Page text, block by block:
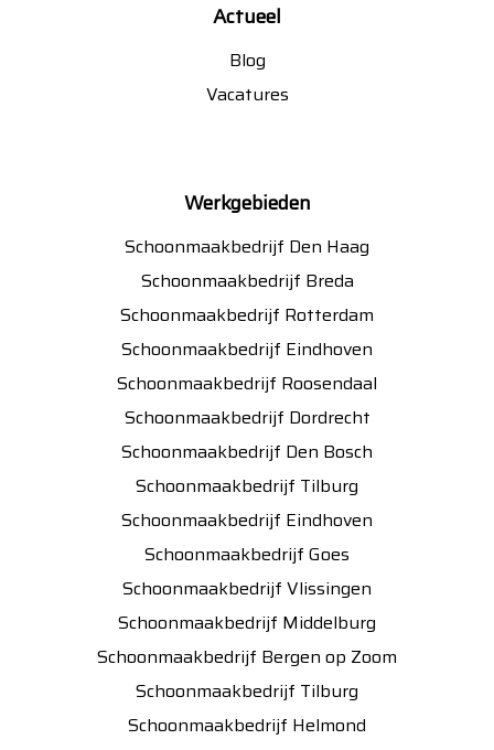
Actueel
Blog
Vacatures
Werkgebieden
Schoonmaakbedrijf Den Haag
Schoonmaakbedrijf Breda
Schoonmaakbedrijf Rotterdam
Schoonmaakbedrijf Eindhoven
Schoonmaakbedrijf Roosendaal
Schoonmaakbedrijf Dordrecht
Schoonmaakbedrijf Den Bosch
Schoonmaakbedrijf Tilburg
Schoonmaakbedrijf Eindhoven
Schoonmaakbedrijf Goes
Schoonmaakbedrijf Vlissingen
Schoonmaakbedrijf Middelburg
Schoonmaakbedrijf Bergen op Zoom
Schoonmaakbedrijf Tilburg
Schoonmaakbedrijf Helmond